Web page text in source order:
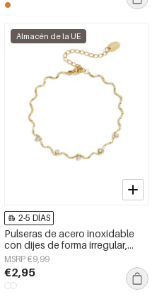
Almacén de la UE
2-5 DÍAS
Pulseras de acero inoxidable
con dijes de forma irregular,
sencillas, de la serie Simple
Daily, joyería para mujer
MSRP €9,99
€2,95